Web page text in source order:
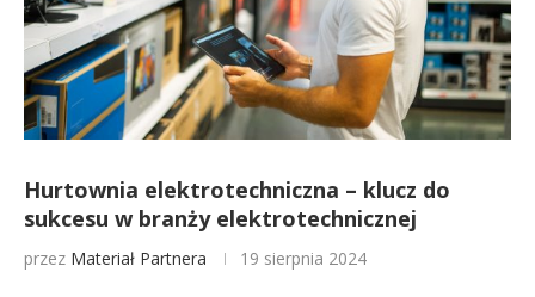
Hurtownia elektrotechniczna – klucz do
sukcesu w branży elektrotechnicznej
przez Materiał Partnera 19 sierpnia 2024